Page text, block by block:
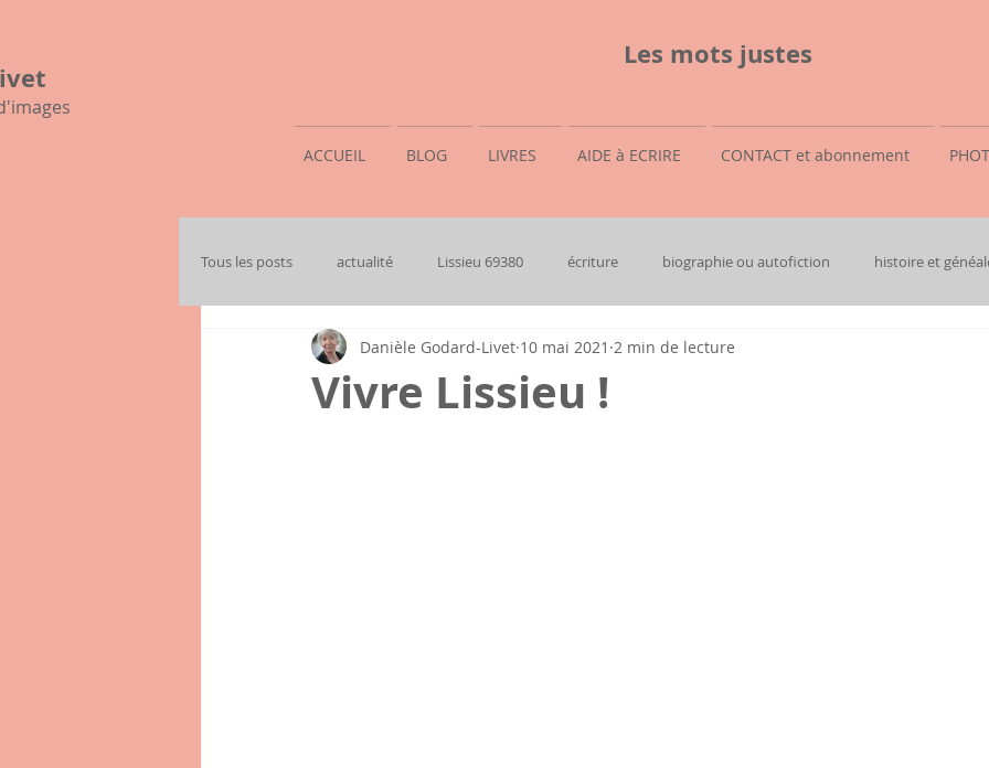
Les mots justes
ACCUEIL BLOG LIVRES AIDE à ECRIRE CONTACT et abonnement
Tous les posts actualité Lissieu 69380 écriture biographie ou autofiction histoire et
mon histoire familiale
Vivre Lissieu !
Danièle Godard-Livet 10 mai 2021 2 min de lecture